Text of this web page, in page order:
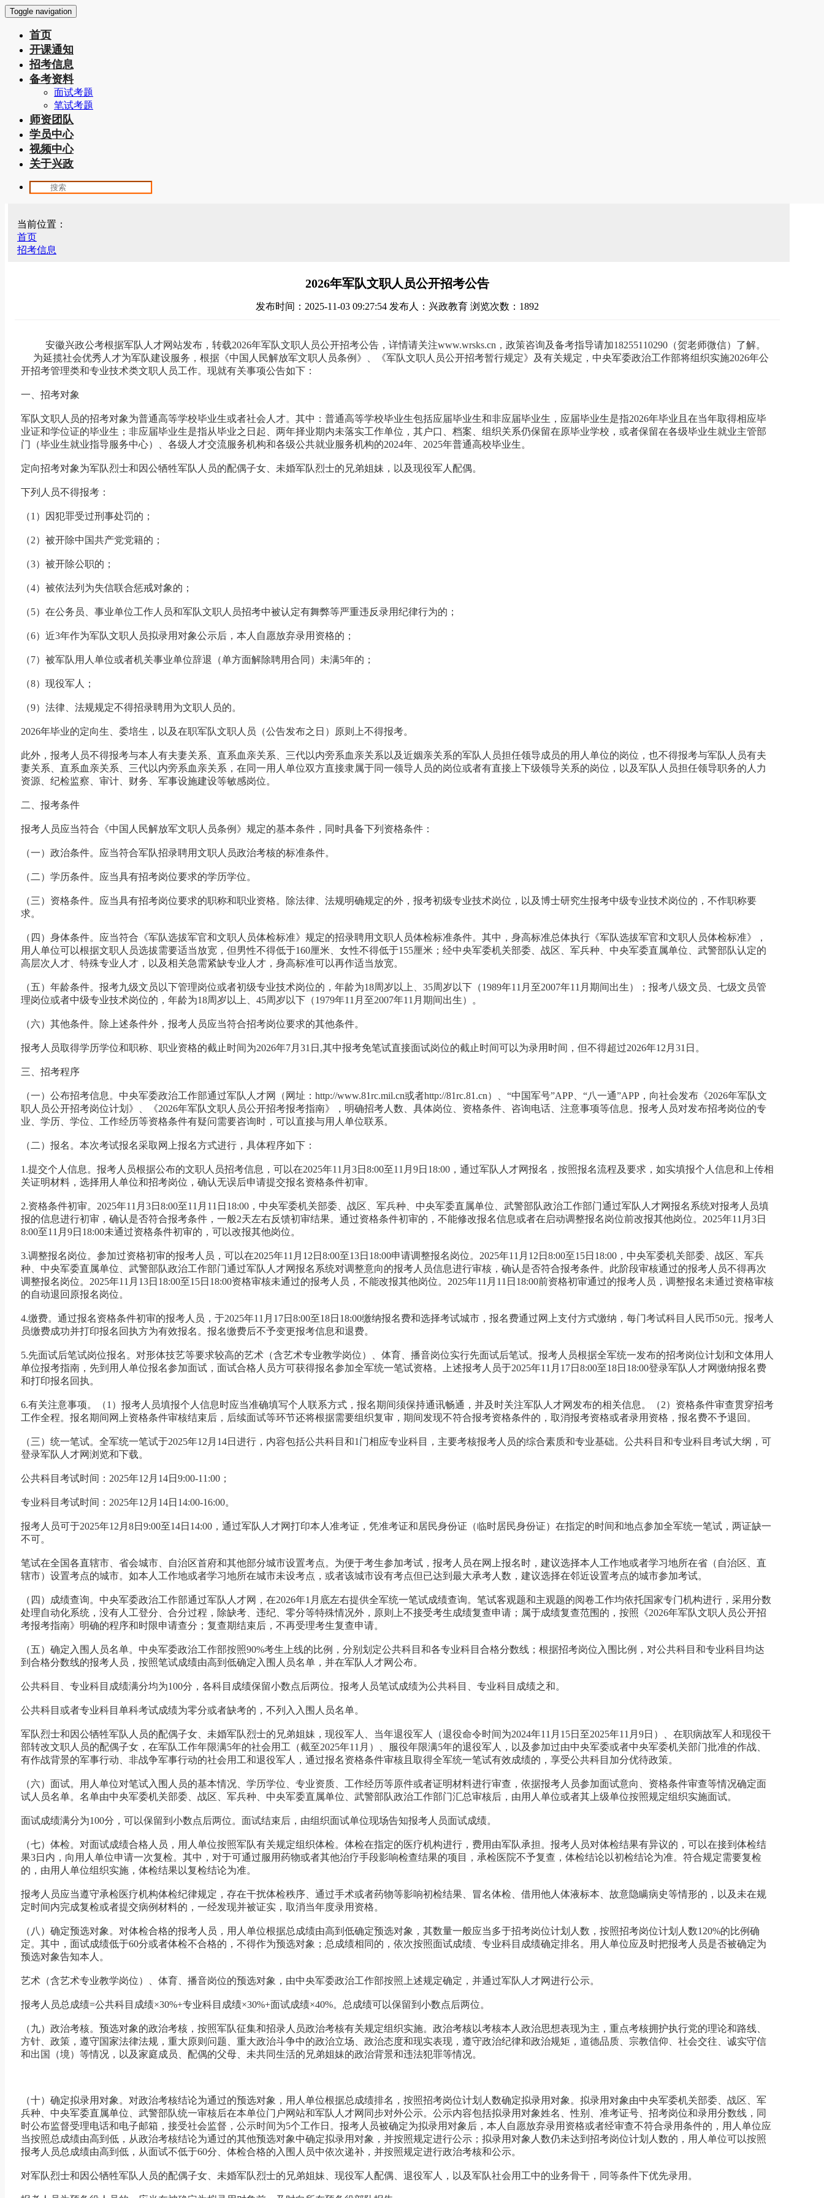
Toggle navigation
首页
开课通知
招考信息
备考资料
面试考题
笔试考题
师资团队
学员中心
视频中心
关于兴政
当前位置：
首页
招考信息
2026年军队文职人员公开招考公告
发布时间：2025-11-03 09:27:54 发布人：兴政教育 浏览次数：1892
安徽兴政公考根据军队人才网站发布，转载2026年军队文职人员公开招考公告，详情请关注www.wrsks.cn，政策咨询及备考指导请加18255110290（贺老师微信）了解。
为延揽社会优秀人才为军队建设服务，根据《中国人民解放军文职人员条例》、《军队文职人员公开招考暂行规定》及有关规定，中央军委政治工作部将组织实施2026年公
开招考管理类和专业技术类文职人员工作。现就有关事项公告如下：
一、招考对象
军队文职人员的招考对象为普通高等学校毕业生或者社会人才。其中：普通高等学校毕业生包括应届毕业生和非应届毕业生，应届毕业生是指2026年毕业且在当年取得相应毕
业证和学位证的毕业生；非应届毕业生是指从毕业之日起、两年择业期内未落实工作单位，其户口、档案、组织关系仍保留在原毕业学校，或者保留在各级毕业生就业主管部
门（毕业生就业指导服务中心）、各级人才交流服务机构和各级公共就业服务机构的2024年、2025年普通高校毕业生。
定向招考对象为军队烈士和因公牺牲军队人员的配偶子女、未婚军队烈士的兄弟姐妹，以及现役军人配偶。
下列人员不得报考：
（1）因犯罪受过刑事处罚的；
（2）被开除中国共产党党籍的；
（3）被开除公职的；
（4）被依法列为失信联合惩戒对象的；
（5）在公务员、事业单位工作人员和军队文职人员招考中被认定有舞弊等严重违反录用纪律行为的；
（6）近3年作为军队文职人员拟录用对象公示后，本人自愿放弃录用资格的；
（7）被军队用人单位或者机关事业单位辞退（单方面解除聘用合同）未满5年的；
（8）现役军人；
（9）法律、法规规定不得招录聘用为文职人员的。
2026年毕业的定向生、委培生，以及在职军队文职人员（公告发布之日）原则上不得报考。
此外，报考人员不得报考与本人有夫妻关系、直系血亲关系、三代以内旁系血亲关系以及近姻亲关系的军队人员担任领导成员的用人单位的岗位，也不得报考与军队人员有夫
妻关系、直系血亲关系、三代以内旁系血亲关系，在同一用人单位双方直接隶属于同一领导人员的岗位或者有直接上下级领导关系的岗位，以及军队人员担任领导职务的人力
资源、纪检监察、审计、财务、军事设施建设等敏感岗位。
二、报考条件
报考人员应当符合《中国人民解放军文职人员条例》规定的基本条件，同时具备下列资格条件：
（一）政治条件。应当符合军队招录聘用文职人员政治考核的标准条件。
（二）学历条件。应当具有招考岗位要求的学历学位。
（三）资格条件。应当具有招考岗位要求的职称和职业资格。除法律、法规明确规定的外，报考初级专业技术岗位，以及博士研究生报考中级专业技术岗位的，不作职称要
求。
（四）身体条件。应当符合《军队选拔军官和文职人员体检标准》规定的招录聘用文职人员体检标准条件。其中，身高标准总体执行《军队选拔军官和文职人员体检标准》，
用人单位可以根据文职人员选拔需要适当放宽，但男性不得低于160厘米、女性不得低于155厘米；经中央军委机关部委、战区、军兵种、中央军委直属单位、武警部队认定的
高层次人才、特殊专业人才，以及相关急需紧缺专业人才，身高标准可以再作适当放宽。
（五）年龄条件。报考九级文员以下管理岗位或者初级专业技术岗位的，年龄为18周岁以上、35周岁以下（1989年11月至2007年11月期间出生）；报考八级文员、七级文员管
理岗位或者中级专业技术岗位的，年龄为18周岁以上、45周岁以下（1979年11月至2007年11月期间出生）。
（六）其他条件。除上述条件外，报考人员应当符合招考岗位要求的其他条件。
报考人员取得学历学位和职称、职业资格的截止时间为2026年7月31日,其中报考免笔试直接面试岗位的截止时间可以为录用时间，但不得超过2026年12月31日。
三、招考程序
（一）公布招考信息。中央军委政治工作部通过军队人才网（网址：http://www.81rc.mil.cn或者http://81rc.81.cn）、“中国军号”APP、“八一通”APP，向社会发布《2026年军队文
职人员公开招考岗位计划》、《2026年军队文职人员公开招考报考指南》，明确招考人数、具体岗位、资格条件、咨询电话、注意事项等信息。报考人员对发布招考岗位的专
业、学历、学位、工作经历等资格条件有疑问需要咨询时，可以直接与用人单位联系。
（二）报名。本次考试报名采取网上报名方式进行，具体程序如下：
1.提交个人信息。报考人员根据公布的文职人员招考信息，可以在2025年11月3日8:00至11月9日18:00，通过军队人才网报名，按照报名流程及要求，如实填报个人信息和上传相
关证明材料，选择用人单位和招考岗位，确认无误后申请提交报名资格条件初审。
2.资格条件初审。2025年11月3日8:00至11月11日18:00，中央军委机关部委、战区、军兵种、中央军委直属单位、武警部队政治工作部门通过军队人才网报名系统对报考人员填
报的信息进行初审，确认是否符合报考条件，一般2天左右反馈初审结果。通过资格条件初审的，不能修改报名信息或者在启动调整报名岗位前改报其他岗位。2025年11月3日
8:00至11月9日18:00未通过资格条件初审的，可以改报其他岗位。
3.调整报名岗位。参加过资格初审的报考人员，可以在2025年11月12日8:00至13日18:00申请调整报名岗位。2025年11月12日8:00至15日18:00，中央军委机关部委、战区、军兵
种、中央军委直属单位、武警部队政治工作部门通过军队人才网报名系统对调整意向的报考人员信息进行审核，确认是否符合报考条件。此阶段审核通过的报考人员不得再次
调整报名岗位。2025年11月13日18:00至15日18:00资格审核未通过的报考人员，不能改报其他岗位。2025年11月11日18:00前资格初审通过的报考人员，调整报名未通过资格审核
的自动退回原报名岗位。
4.缴费。通过报名资格条件初审的报考人员，于2025年11月17日8:00至18日18:00缴纳报名费和选择考试城市，报名费通过网上支付方式缴纳，每门考试科目人民币50元。报考人
员缴费成功并打印报名回执方为有效报名。报名缴费后不予变更报考信息和退费。
5.先面试后笔试岗位报名。对形体技艺等要求较高的艺术（含艺术专业教学岗位）、体育、播音岗位实行先面试后笔试。报考人员根据全军统一发布的招考岗位计划和文体用人
单位报考指南，先到用人单位报名参加面试，面试合格人员方可获得报名参加全军统一笔试资格。上述报考人员于2025年11月17日8:00至18日18:00登录军队人才网缴纳报名费
和打印报名回执。
6.有关注意事项。（1）报考人员填报个人信息时应当准确填写个人联系方式，报名期间须保持通讯畅通，并及时关注军队人才网发布的相关信息。（2）资格条件审查贯穿招考
工作全程。报名期间网上资格条件审核结束后，后续面试等环节还将根据需要组织复审，期间发现不符合报考资格条件的，取消报考资格或者录用资格，报名费不予退回。
（三）统一笔试。全军统一笔试于2025年12月14日进行，内容包括公共科目和1门相应专业科目，主要考核报考人员的综合素质和专业基础。公共科目和专业科目考试大纲，可
登录军队人才网浏览和下载。
公共科目考试时间：2025年12月14日9:00-11:00；
专业科目考试时间：2025年12月14日14:00-16:00。
报考人员可于2025年12月8日9:00至14日14:00，通过军队人才网打印本人准考证，凭准考证和居民身份证（临时居民身份证）在指定的时间和地点参加全军统一笔试，两证缺一
不可。
笔试在全国各直辖市、省会城市、自治区首府和其他部分城市设置考点。为便于考生参加考试，报考人员在网上报名时，建议选择本人工作地或者学习地所在省（自治区、直
辖市）设置考点的城市。如本人工作地或者学习地所在城市未设考点，或者该城市设有考点但已达到最大承考人数，建议选择在邻近设置考点的城市参加考试。
（四）成绩查询。中央军委政治工作部通过军队人才网，在2026年1月底左右提供全军统一笔试成绩查询。笔试客观题和主观题的阅卷工作均依托国家专门机构进行，采用分数
处理自动化系统，没有人工登分、合分过程，除缺考、违纪、零分等特殊情况外，原则上不接受考生成绩复查申请；属于成绩复查范围的，按照《2026年军队文职人员公开招
考报考指南》明确的程序和时限申请查分；复查期结束后，不再受理考生复查申请。
（五）确定入围人员名单。中央军委政治工作部按照90%考生上线的比例，分别划定公共科目和各专业科目合格分数线；根据招考岗位入围比例，对公共科目和专业科目均达
到合格分数线的报考人员，按照笔试成绩由高到低确定入围人员名单，并在军队人才网公布。
公共科目、专业科目成绩满分均为100分，各科目成绩保留小数点后两位。报考人员笔试成绩为公共科目、专业科目成绩之和。
公共科目或者专业科目单科考试成绩为零分或者缺考的，不列入入围人员名单。
军队烈士和因公牺牲军队人员的配偶子女、未婚军队烈士的兄弟姐妹，现役军人、当年退役军人（退役命令时间为2024年11月15日至2025年11月9日）、在职病故军人和现役干
部转改文职人员的配偶子女，在军队工作年限满5年的社会用工（截至2025年11月）、服役年限满5年的退役军人，以及参加过由中央军委或者中央军委机关部门批准的作战、
有作战背景的军事行动、非战争军事行动的社会用工和退役军人，通过报名资格条件审核且取得全军统一笔试有效成绩的，享受公共科目加分优待政策。
（六）面试。用人单位对笔试入围人员的基本情况、学历学位、专业资质、工作经历等原件或者证明材料进行审查，依据报考人员参加面试意向、资格条件审查等情况确定面
试人员名单。名单由中央军委机关部委、战区、军兵种、中央军委直属单位、武警部队政治工作部门汇总审核后，由用人单位或者其上级单位按照规定组织实施面试。
面试成绩满分为100分，可以保留到小数点后两位。面试结束后，由组织面试单位现场告知报考人员面试成绩。
（七）体检。对面试成绩合格人员，用人单位按照军队有关规定组织体检。体检在指定的医疗机构进行，费用由军队承担。报考人员对体检结果有异议的，可以在接到体检结
果3日内，向用人单位申请一次复检。其中，对于可通过服用药物或者其他治疗手段影响检查结果的项目，承检医院不予复查，体检结论以初检结论为准。符合规定需要复检
的，由用人单位组织实施，体检结果以复检结论为准。
报考人员应当遵守承检医疗机构体检纪律规定，存在干扰体检秩序、通过手术或者药物等影响初检结果、冒名体检、借用他人体液标本、故意隐瞒病史等情形的，以及未在规
定时间内完成复检或者提交病例材料的，一经发现并被证实，取消当年度录用资格。
（八）确定预选对象。对体检合格的报考人员，用人单位根据总成绩由高到低确定预选对象，其数量一般应当多于招考岗位计划人数，按照招考岗位计划人数120%的比例确
定。其中，面试成绩低于60分或者体检不合格的，不得作为预选对象；总成绩相同的，依次按照面试成绩、专业科目成绩确定排名。用人单位应及时把报考人员是否被确定为
预选对象告知本人。
艺术（含艺术专业教学岗位）、体育、播音岗位的预选对象，由中央军委政治工作部按照上述规定确定，并通过军队人才网进行公示。
报考人员总成绩=公共科目成绩×30%+专业科目成绩×30%+面试成绩×40%。总成绩可以保留到小数点后两位。
（九）政治考核。预选对象的政治考核，按照军队征集和招录人员政治考核有关规定组织实施。政治考核以考核本人政治思想表现为主，重点考核拥护执行党的理论和路线、
方针、政策，遵守国家法律法规，重大原则问题、重大政治斗争中的政治立场、政治态度和现实表现，遵守政治纪律和政治规矩，道德品质、宗教信仰、社会交往、诚实守信
和出国（境）等情况，以及家庭成员、配偶的父母、未共同生活的兄弟姐妹的政治背景和违法犯罪等情况。
（十）确定拟录用对象。对政治考核结论为通过的预选对象，用人单位根据总成绩排名，按照招考岗位计划人数确定拟录用对象。拟录用对象由中央军委机关部委、战区、军
兵种、中央军委直属单位、武警部队统一审核后在本单位门户网站和军队人才网同步对外公示。公示内容包括拟录用对象姓名、性别、准考证号、招考岗位和录用分数线，同
时公布监督受理电话和电子邮箱，接受社会监督，公示时间为5个工作日。报考人员被确定为拟录用对象后，本人自愿放弃录用资格或者经审查不符合录用条件的，用人单位应
当按照总成绩由高到低，从政治考核结论为通过的其他预选对象中确定拟录用对象，并按照规定进行公示；拟录用对象人数仍未达到招考岗位计划人数的，用人单位可以按照
报考人员总成绩由高到低，从面试不低于60分、体检合格的入围人员中依次递补，并按照规定进行政治考核和公示。
对军队烈士和因公牺牲军队人员的配偶子女、未婚军队烈士的兄弟姐妹、现役军人配偶、退役军人，以及军队社会用工中的业务骨干，同等条件下优先录用。